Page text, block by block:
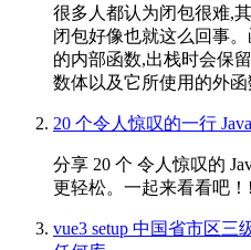
很多人都认为闭包很难,
闭包好像也就这么回事
的内部函数,出栈时会保
数体以及它所使用的外函
20 个令人惊叹的一行
分享 20 个 令人惊叹的
更轻松。一起来看看吧！
vue3 setup 中国省市区三